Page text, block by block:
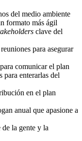
del medio ambiente
formato más ágil
clave del
para asegurar
comunicar el plan
para enterarlas del
en el plan
anual que apasione a
la gente y la